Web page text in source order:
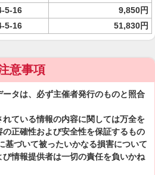
5-16
9,850円
5-16 51,830円
意事項
タは、必ず主催者発行のものと照合
ている情報の内容に関しては万全を
正確性および安全性を保証するもの
基づいて被ったいかなる損害について
情報提供者は一切の責任を負いかね